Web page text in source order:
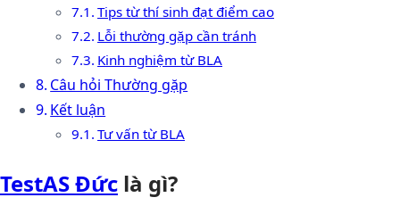
Tips từ thí sinh đạt điểm cao
Lỗi thường gặp cần tránh
Kinh nghiệm từ BLA
Câu hỏi Thường gặp
Kết luận
Tư vấn từ BLA
TestAS Đức là gì?